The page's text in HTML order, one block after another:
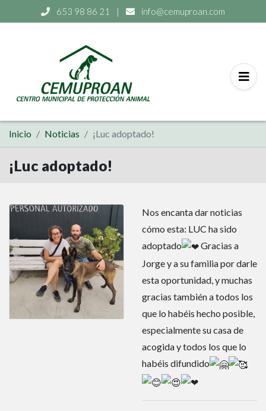
653 98 86 21 | info@cemuproan.com
Inicio Noticias ¡Luc adoptado!
¡Luc adoptado!
Nos encanta dar noticias
cómo esta: LUC ha sido
adoptado
Gracias a
Jorge y a su familia por darle
esta oportunidad, y muchas
gracias también a todos los
que lo habéis hecho posible,
especialmente su casa de
acogida y todos los que lo
habéis difundido